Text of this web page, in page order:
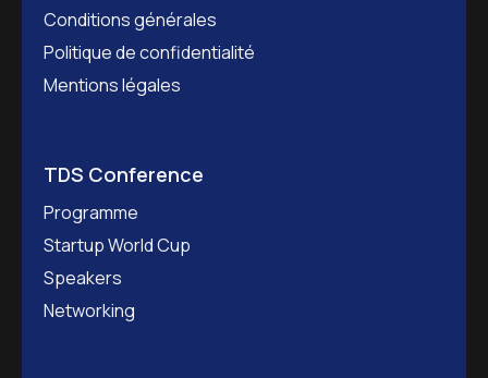
Conditions générales
Politique de confidentialité
Mentions légales
TDS Conference
Programme
Startup World Cup
Speakers
Networking